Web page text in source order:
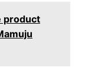
product